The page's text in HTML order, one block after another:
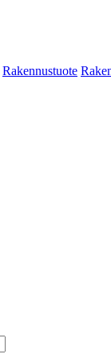
Rakennustuote